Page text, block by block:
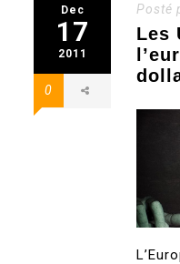
Dec
17
2011
0
Posté
Les